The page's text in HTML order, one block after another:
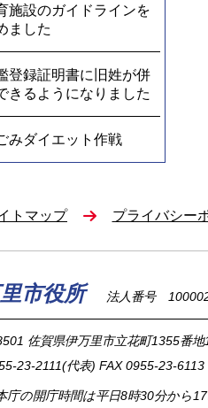
施設のガイドラインを
ました
登録証明書に旧姓が併
きるようになりました
みダイエット作戦
トマップ プライバシー
市役所 法人番号
佐賀県伊万里市立花町1355番地
23-2111(代表) FAX 0955-23-6113
庁の開庁時間は平日8時30分から